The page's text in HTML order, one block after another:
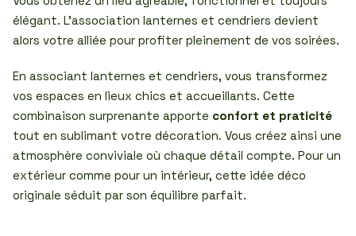
élégant. L’association lanternes et cendriers devient
alors votre alliée pour profiter pleinement de vos soirées.
En associant lanternes et cendriers, vous transformez
vos espaces en lieux chics et accueillants. Cette
combinaison surprenante apporte confort et praticité
tout en sublimant votre décoration. Vous créez ainsi une
atmosphère conviviale où chaque détail compte. Pour un
extérieur comme pour un intérieur, cette idée déco
originale séduit par son équilibre parfait.